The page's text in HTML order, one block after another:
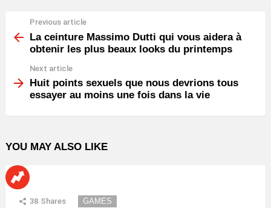
more
Previous article
La ceinture Massimo Dutti qui vous aidera à
obtenir les plus beaux looks du printemps
Next article
Huit points sexuels que nous devrions tous
essayer au moins une fois dans la vie
YOU MAY ALSO LIKE
38 Shares GAMES